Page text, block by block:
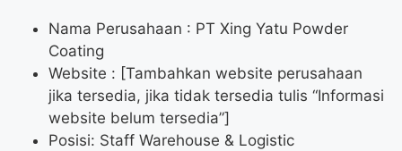
Nama Perusahaan : PT Xing Yatu Powder
Coating
Website : [Tambahkan website perusahaan
jika tersedia, jika tidak tersedia tulis “Informasi
website belum tersedia”]
Posisi: Staff Warehouse & Logistic